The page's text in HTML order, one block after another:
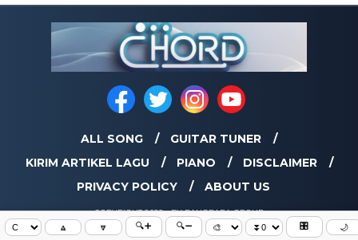
🔼 🔽 🔍➕ 🔍➖ 🎛️ 🌙
ALL SONG
GUITAR TUNER
KIRIM ARTIKEL LAGU
PIANO
DISCLAIMER
PRIVACY POLICY
ABOUT US
COPYRIGHT 2025 - BY BANGBARA GROUP